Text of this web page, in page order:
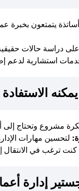
يتمتعون بخبرة
إدارة